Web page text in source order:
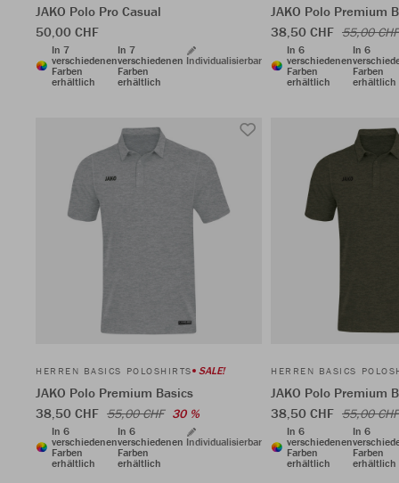
JAKO Polo Pro Casual
50,00 CHF
In 7
verschiedenen
Farben
erhältlich
In 7
verschiedenen
Farben
erhältlich
Individualisierbar
JAKO Polo Premium
38,50 CHF 55,00 CHF
In 6
verschiedenen
Farben
erhältlich
In 6
Farben
erhältlich
HERREN BASICS POLOSHIRTS SALE!
JAKO Polo Premium Basics
38,50 CHF 55,00 CHF 30 %
In 6
verschiedenen
Farben
erhältlich
In 6
verschiedenen
Farben
erhältlich
Individualisierbar
HERREN BASICS
JAKO Polo Premium
38,50 CHF 55,00 CHF
In 6
verschiedenen
Farben
erhältlich
In 6
Farben
erhältlich